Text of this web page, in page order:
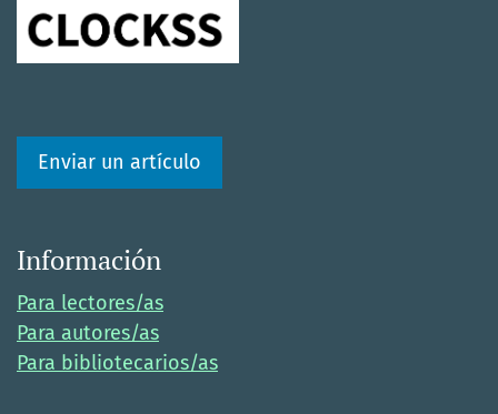
Enviar un artículo
Información
Para lectores/as
Para autores/as
Para bibliotecarios/as